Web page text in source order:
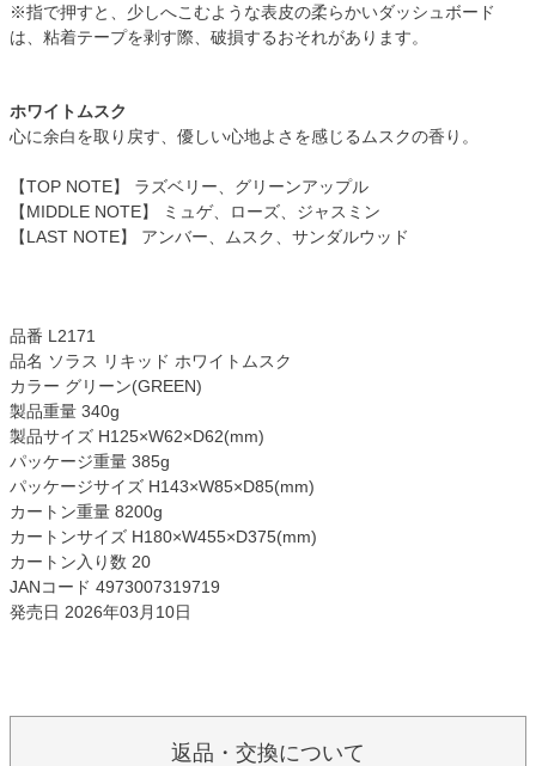
※指で押すと、少しへこむような表皮の柔らかいダッシュボード
は、粘着テープを剥す際、破損するおそれがあります。
ホワイトムスク
心に余白を取り戻す、優しい心地よさを感じるムスクの香り。
【TOP NOTE】 ラズベリー、グリーンアップル
【MIDDLE NOTE】 ミュゲ、ローズ、ジャスミン
【LAST NOTE】 アンバー、ムスク、サンダルウッド
品番 L2171
品名 ソラス リキッド ホワイトムスク
カラー グリーン(GREEN)
製品重量 340g
製品サイズ H125×W62×D62(mm)
パッケージ重量 385g
パッケージサイズ H143×W85×D85(mm)
カートン重量 8200g
カートンサイズ H180×W455×D375(mm)
カートン入り数 20
JANコード 4973007319719
発売日 2026年03月10日
返品・交換について